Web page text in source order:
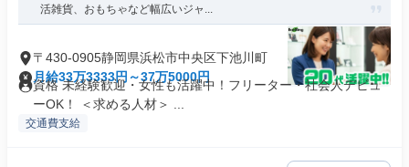
活雑貨、おもちゃなど幅広いジャ...
〒430-0905静岡県浜松市中央区下池川町
月給33万3333円～37万5000円
資格 未経験歓迎・女性も活躍中！フリーター・社会人デビュ
ーOK！ ＜求める人材＞ ...
交通費支給